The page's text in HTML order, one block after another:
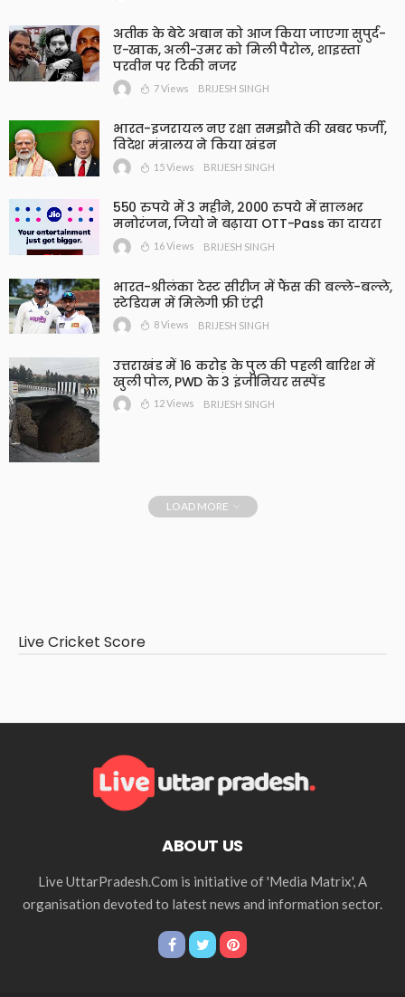
अतीक के बेटे अबान को आज किया जाएगा सुपुर्द-
ए-खाक, अली-उमर को मिली पैरोल, शाइस्ता
परवीन पर टिकी नजर
7 Views BRIJESH SINGH
भारत-इजरायल नए रक्षा समझौते की खबर फर्जी,
विदेश मंत्रालय ने किया खंडन
15 Views BRIJESH SINGH
550 रुपये में 3 महीने, 2000 रुपये में सालभर
मनोरंजन, जियो ने बढ़ाया OTT-Pass का दायरा
16 Views BRIJESH SINGH
भारत-श्रीलंका टेस्ट सीरीज में फैंस की बल्ले-बल्ले,
स्टेडियम में मिलेगी फ्री एंट्री
8 Views BRIJESH SINGH
उत्तराखंड में 16 करोड़ के पुल की पहली बारिश में
खुली पोल, PWD के 3 इंजीनियर सस्पेंड
12 Views BRIJESH SINGH
LOAD MORE
Live Cricket Score
ABOUT US
Live UttarPradesh.Com is initiative of 'Media Matrix', A
organisation devoted to latest news and information sector.